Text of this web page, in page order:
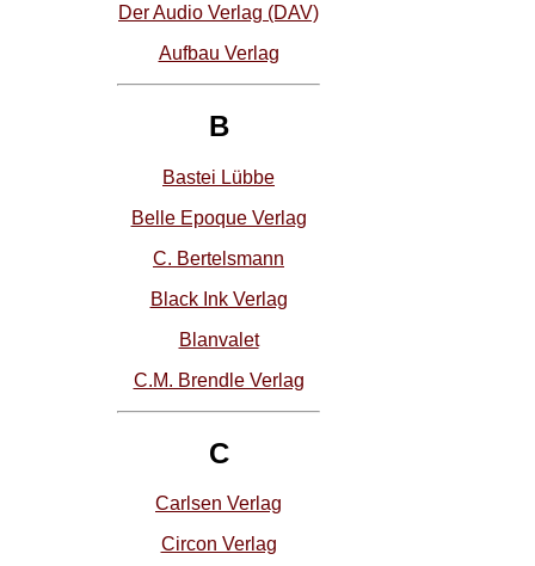
Der Audio Verlag (DAV)
Aufbau Verlag
B
Bastei Lübbe
Belle Epoque Verlag
C. Bertelsmann
Black Ink Verlag
Blanvalet
C.M. Brendle Verlag
C
Carlsen Verlag
Circon Verlag